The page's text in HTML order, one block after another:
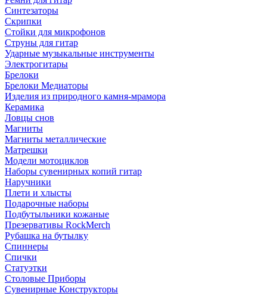
Синтезаторы
Скрипки
Стойки для микрофонов
Струны для гитар
Ударные музыкальные инструменты
Электрогитары
Брелоки
Брелоки Медиаторы
Изделия из природного камня-мрамора
Керамика
Ловцы снов
Магниты
Магниты металлические
Матрешки
Модели мотоциклов
Наборы сувенирных копий гитар
Наручники
Плети и хлысты
Подарочные наборы
Подбутыльники кожаные
Презервативы RockMerch
Рубашка на бутылку
Спиннеры
Спички
Статуэтки
Столовые Приборы
Сувенирные Конструкторы